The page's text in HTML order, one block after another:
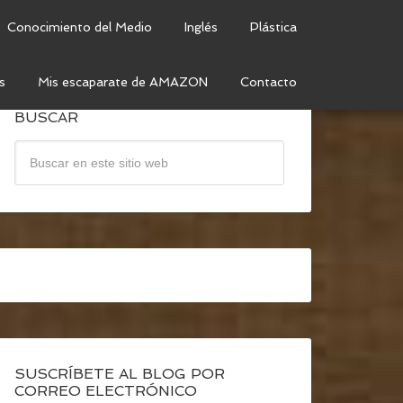
Conocimiento del Medio Inglés Plástica
Mis escaparate de AMAZON Contacto
BUSCAR
SUSCRÍBETE AL BLOG POR
CORREO ELECTRÓNICO